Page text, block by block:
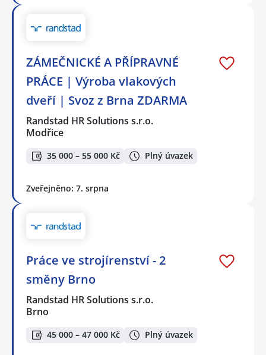
ZÁMEČNICKÉ A PŘÍPRAVNÉ
PRÁCE | Výroba vlakových
dveří | Svoz z Brna ZDARMA
Randstad HR Solutions s.r.o.
Modřice
35 000 – 55 000 Kč Plný úvazek
Zveřejněno: 7. srpna
Práce ve strojírenství - 2
směny Brno
Randstad HR Solutions s.r.o.
Brno
45 000 – 47 000 Kč Plný úvazek